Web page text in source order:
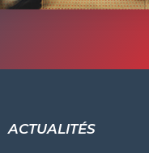
ACTUALITÉS